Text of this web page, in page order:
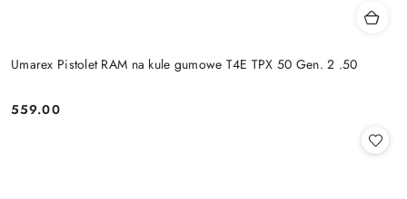
Umarex Pistolet RAM na kule gumowe T4E TPX 50 Gen. 2 .50
Cena:
559.00